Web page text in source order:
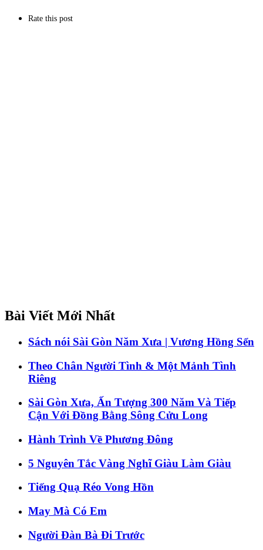
Rate this post
Bài Viết Mới Nhất
Sách nói Sài Gòn Năm Xưa | Vương Hồng Sển
Theo Chân Người Tình & Một Mảnh Tình
Riêng
Sài Gòn Xưa, Ấn Tượng 300 Năm Và Tiếp
Cận Với Đồng Bằng Sông Cửu Long
Hành Trình Về Phương Đông
5 Nguyên Tắc Vàng Nghĩ Giàu Làm Giàu
Tiếng Quạ Réo Vong Hồn
May Mà Có Em
Người Đàn Bà Đi Trước